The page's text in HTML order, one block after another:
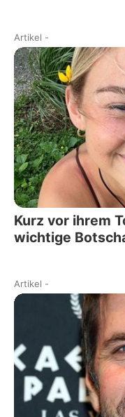
Artikel -
Kurz vor ihrem
wichtige
Artikel -